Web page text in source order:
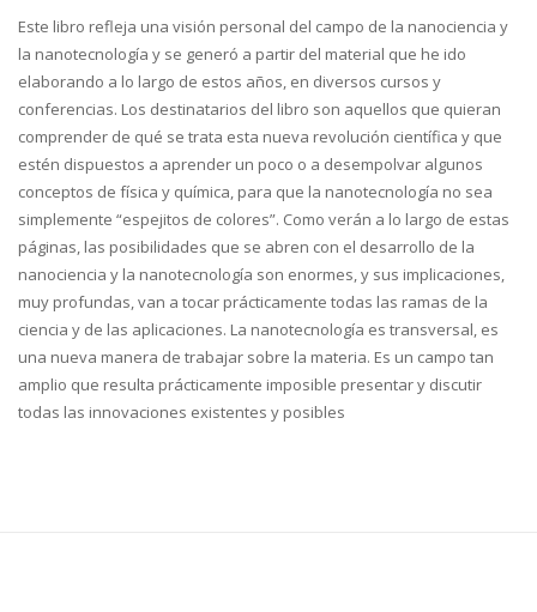
Este libro refleja una visión personal del campo de la nanociencia y
la nanotecnología y se generó a partir del material que he ido
elaborando a lo largo de estos años, en diversos cursos y
conferencias. Los destinatarios del libro son aquellos que quieran
comprender de qué se trata esta nueva revolución científica y que
estén dispuestos a aprender un poco o a desempolvar algunos
conceptos de física y química, para que la nanotecnología no sea
simplemente “espejitos de colores”. Como verán a lo largo de estas
páginas, las posibilidades que se abren con el desarrollo de la
nanociencia y la nanotecnología son enormes, y sus implicaciones,
muy profundas, van a tocar prácticamente todas las ramas de la
ciencia y de las aplicaciones. La nanotecnología es transversal, es
una nueva manera de trabajar sobre la materia. Es un campo tan
amplio que resulta prácticamente imposible presentar y discutir
todas las innovaciones existentes y posibles